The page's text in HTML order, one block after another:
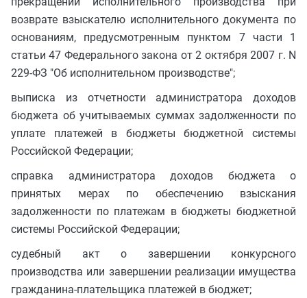
возврате взыскателю исполнительного документа по
основаниям, предусмотренным пунктом 7 части 1
статьи 47 Федерального закона от 2 октября 2007 г. N
229-ФЗ "Об исполнительном производстве";
выписка из отчетности администратора доходов
бюджета об учитываемых суммах задолженности по
уплате платежей в бюджеты бюджетной системы
Российской Федерации;
справка администратора доходов бюджета о
принятых мерах по обеспечению взыскания
задолженности по платежам в бюджеты бюджетной
системы Российской Федерации;
судебный акт о завершении конкурсного
производства или завершении реализации имущества
гражданина-плательщика платежей в бюджет;